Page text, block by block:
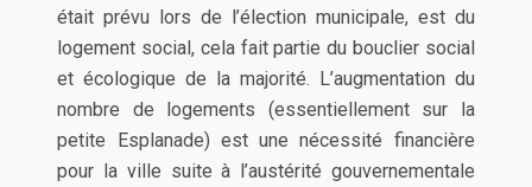
était prévu lors de l’élection municipale, est du
logement social, cela fait partie du bouclier social
et écologique de la majorité. L’augmentation du
nombre de logements (essentiellement sur la
petite Esplanade) est une nécessité financière
pour la ville suite à l’austérité gouvernementale